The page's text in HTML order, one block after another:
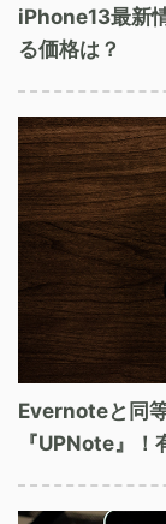
iPhone13最新
る価格は？
Evernoteと同
『UPNote』